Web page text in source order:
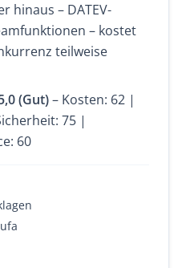
hinaus – DATEV-
– kostet
teilweise
(Gut)– Kosten: 62 |
75 |
60